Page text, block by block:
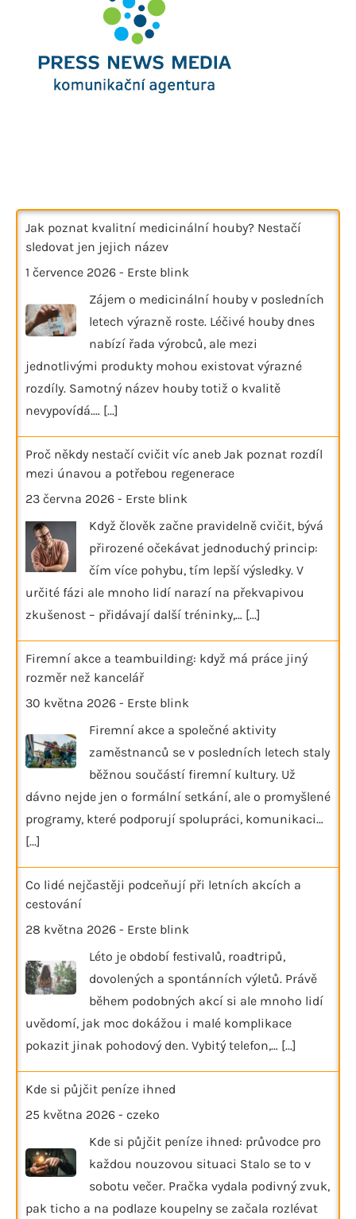
Jak poznat kvalitní medicinální houby? Nestačí
sledovat jen jejich název
1 července 2026 - Erste blink
Zájem o medicinální houby v posledních
letech výrazně roste. Léčivé houby dnes
nabízí řada výrobců, ale mezi
jednotlivými produkty mohou existovat výrazné
rozdíly. Samotný název houby totiž o kvalitě
nevypovídá.… [...]
Proč někdy nestačí cvičit víc aneb Jak poznat rozdíl
mezi únavou a potřebou regenerace
23 června 2026 - Erste blink
Když člověk začne pravidelně cvičit, bývá
přirozené očekávat jednoduchý princip:
čím více pohybu, tím lepší výsledky. V
určité fázi ale mnoho lidí narazí na překvapivou
zkušenost – přidávají další tréninky,… [...]
Firemní akce a teambuilding: když má práce jiný
rozměr než kancelář
30 května 2026 - Erste blink
Firemní akce a společné aktivity
zaměstnanců se v posledních letech staly
běžnou součástí firemní kultury. Už
dávno nejde jen o formální setkání, ale o promyšlené
programy, které podporují spolupráci, komunikaci…
[...]
Co lidé nejčastěji podceňují při letních akcích a
cestování
28 května 2026 - Erste blink
Léto je období festivalů, roadtripů,
dovolených a spontánních výletů. Právě
během podobných akcí si ale mnoho lidí
uvědomí, jak moc dokážou i malé komplikace
pokazit jinak pohodový den. Vybitý telefon,… [...]
Kde si půjčit peníze ihned
25 května 2026 - czeko
Kde si půjčit peníze ihned: průvodce pro
každou nouzovou situaci Stalo se to v
sobotu večer. Pračka vydala podivný zvuk,
pak ticho a na podlaze koupelny se začala rozlévat